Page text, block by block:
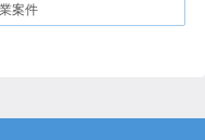
案件